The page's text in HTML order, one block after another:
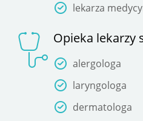
lekarza
Opieka lekarzy
alergologa
laryngologa
dermatologa